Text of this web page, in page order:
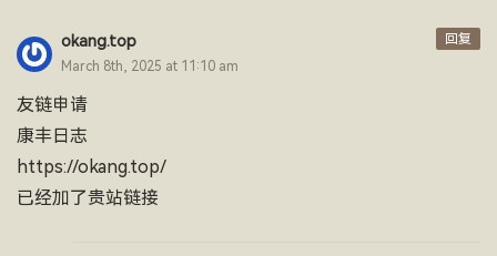
okang.top
March 8th, 2025 at 11:10 am
友链申请
康丰日志
https://okang.top/
已经加了贵站链接
回复